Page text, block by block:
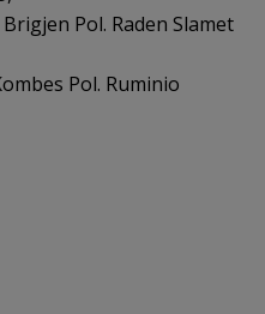
Pol. Raden Slamet
Pol. Ruminio